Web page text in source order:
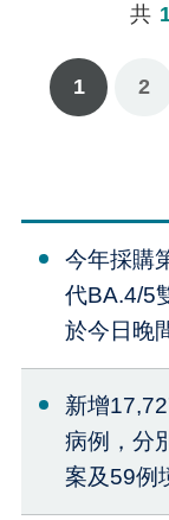
共
1 2
今年採購
代BA.4/5
於今日晚
新增
病例，分
案及59例